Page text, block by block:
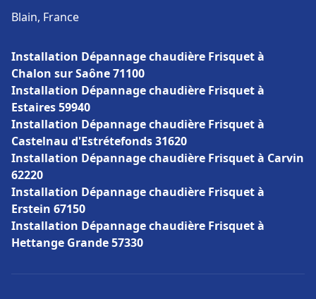
Blain, France
Installation Dépannage chaudière Frisquet à
Chalon sur Saône 71100
Installation Dépannage chaudière Frisquet à
Estaires 59940
Installation Dépannage chaudière Frisquet à
Castelnau d'Estrétefonds 31620
Installation Dépannage chaudière Frisquet à Carvin
62220
Installation Dépannage chaudière Frisquet à
Erstein 67150
Installation Dépannage chaudière Frisquet à
Hettange Grande 57330